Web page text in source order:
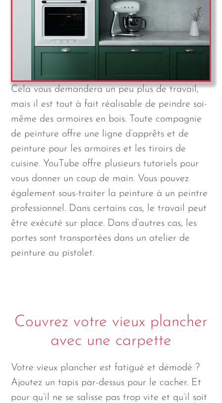
Cela vous demandera un peu plus de travail,
mais il est tout à fait réalisable de peindre soi-
même des armoires en bois. Toute compagnie
de peinture offre une ligne d’apprêts et de
peinture pour les armoires et les tiroirs de
cuisine. YouTube offre plusieurs tutoriels pour
vous donner un coup de main. Vous pouvez
également sous-traiter la peinture à un peintre
professionnel. Dans certains cas, le travail peut
être exécuté sur place. Dans d’autres cas, les
portes sont transportées dans un atelier de
peinture au pistolet.
Couvrez votre vieux plancher
avec une carpette
Votre vieux plancher est fatigué et démodé ?
Ajoutez un tapis par-dessus pour le cacher. Et
pour qu’il ne se salisse pas trop vite et qu’il soit